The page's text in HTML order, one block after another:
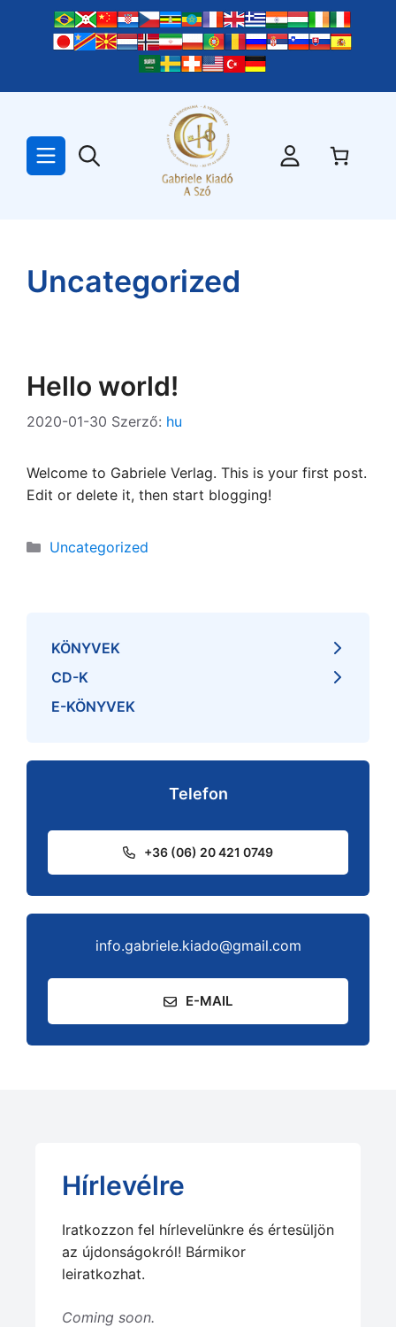
tartalomba
Uncategorized
Hello world!
2020-01-30 Szerző: hu
Welcome to Gabriele Verlag. This is your first post.
Edit or delete it, then start blogging!
Kategória
Uncategorized
KÖNYVEK
CD-K
E-KÖNYVEK
Telefon
+36 (06) 20 421 0749
info.gabriele.kiado@gmail.com
E-MAIL
Hírlevélre
Iratkozzon fel hírlevelünkre és értesüljön
az újdonságokról! Bármikor
leiratkozhat.
Coming soon.